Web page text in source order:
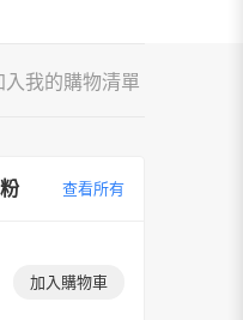
入我的購物清單
查看所有
加入購物車